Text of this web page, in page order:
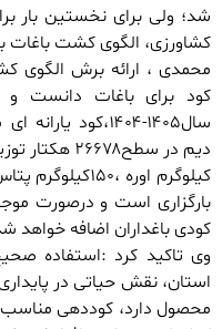
شد؛ ولی برای نخستین بار
کشاورزی، الگوی کشت باغات
محمدی ، ارائه برش الگوی
کود برای باغات دانست و
سال۱۴۰۵-
کیلوگرم اوره
بارگزاری است و درصورت
کودی باغداران اضافه خواهد
وی تاکید کرد :استفاده
استان، نقش حیاتی در
محصول دارد، کوددهی مناسب